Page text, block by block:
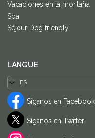
Vacaciones en la montaña
Spa
Séjour Dog friendly
LANGUE
Síganos en Facebook
Síganos en Twitter